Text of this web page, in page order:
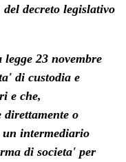
decreto legislativo
23 novembre
di custodia e
e che,
direttamente o
un intermediario
di societa' per